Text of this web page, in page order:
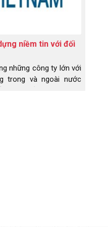
niềm tin với đối
những công ty lớn với
trong và ngoài nước